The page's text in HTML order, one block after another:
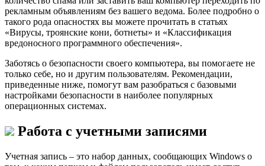
рекламным объявлениям без вашего ведома. Более подробно о
такого рода опасностях вы можете прочитать в статьях
«Вирусы, троянские кони, ботнеты» и «Классификация
вредоносного программного обеспечения».
Заботясь о безопасности своего компьютера, вы помогаете не
только себе, но и другим пользователям. Рекомендации,
приведенные ниже, помогут вам разобраться с базовыми
настройками безопасности в наиболее популярных
операционных системах.
Работа с учетными записями
Учетная запись – это набор данных, сообщающих Windows о